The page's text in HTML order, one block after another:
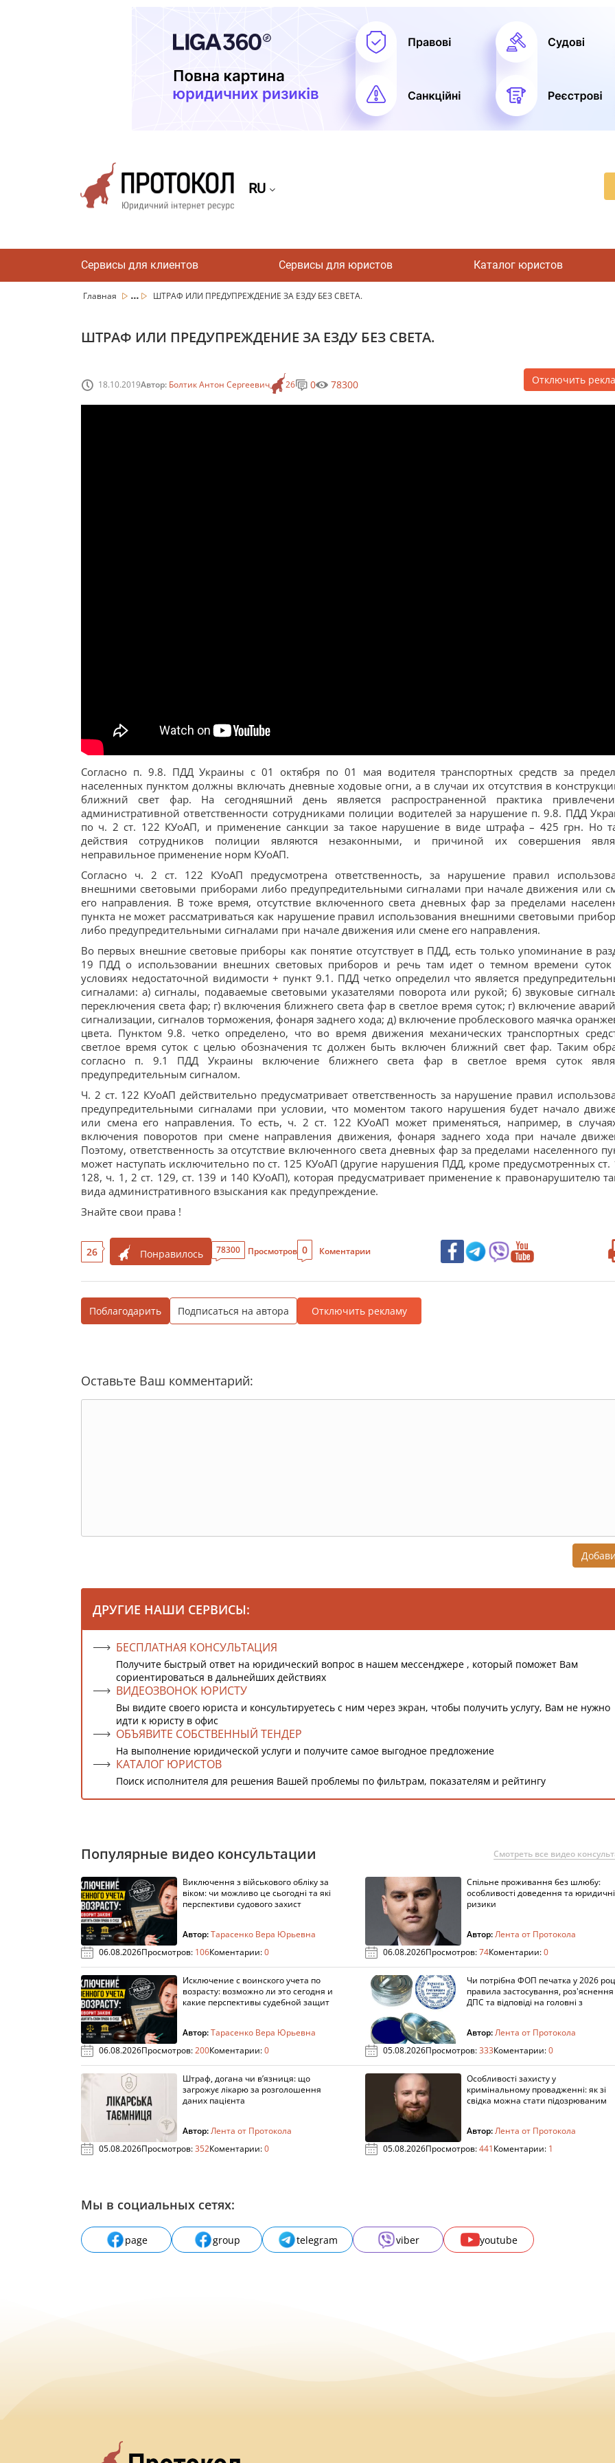
RU
Сервисы для клиентов Сервисы для юристов Каталог юристов
Главная ... ШТРАФ ИЛИ ПРЕДУПРЕЖДЕНИЕ ЗА ЕЗДУ БЕЗ СВЕТА.
ШТРАФ ИЛИ ПРЕДУПРЕЖДЕНИЕ ЗА ЕЗДУ БЕЗ СВЕТА.
18.10.2019Автор: Болтик Антон Сергеевич 26 0 78300 Отключить
Согласно п. 9.8. ПДД Украины с 01 октября по 01 мая водителя транспортных средств за
населенных пунктом должны включать дневные ходовые огни, а в случаи их отсутствия в
ближний свет фар. На сегодняшний день является распространенной практика
административной ответственности сотрудниками полиции водителей за нарушение п. 9.8. ПДД
по ч. 2 ст. 122 КУоАП, и применение санкции за такое нарушение в виде штрафа – 425 грн. Но
действия сотрудников полиции являются незаконными, и причиной их совершения
неправильное применение норм КУоАП.
Согласно ч. 2 ст. 122 КУоАП предусмотрена ответственность, за нарушение правил
внешними световыми приборами либо предупредительными сигналами при начале движения или
его направления. В тоже время, отсутствие включенного света дневных фар за пределами
пункта не может рассматриваться как нарушение правил использования внешними световыми
либо предупредительными сигналами при начале движения или смене его направления.
Во первых внешние световые приборы как понятие отсутствует в ПДД, есть только упоминание в
19 ПДД о использовании внешних световых приборов и речь там идет о темном времени
условиях недостаточной видимости + пункт 9.1. ПДД четко определил что является
сигналами: a) сигналы, подаваемые световыми указателями поворота или рукой; б) звуковые
переключения света фар; г) включения ближнего света фар в светлое время суток; г) включение
сигнализации, сигналов торможения, фонаря заднего хода; д) включение проблескового маячка
цвета. Пунктом 9.8. четко определено, что во время движения механических транспортных
светлое время суток с целью обозначения тс должен быть включен ближний свет фар. Таким
согласно п. 9.1 ПДД Украины включение ближнего света фар в светлое время суток
предупредительным сигналом.
Ч. 2 ст. 122 КУоАП действительно предусматривает ответственность за нарушение правил
предупредительными сигналами при условии, что моментом такого нарушения будет начало
или смена его направления. То есть, ч. 2 ст. 122 КУоАП может применяться, например, в
включения поворотов при смене направления движения, фонаря заднего хода при начале
Поэтому, ответственность за отсутствие включенного света дневных фар за пределами населенного
может наступать исключительно по ст. 125 КУоАП (другие нарушения ПДД, кроме предусмотренных ст.
128, ч. 1, 2 ст. 129, ст. 139 и 140 КУоАП), которая предусматривает применение к правонарушителю
вида административного взыскания как предупреждение.
Знайте свои права !
26 Понравилось 78300 Просмотров 0 Коментарии
Поблагодарить Подписаться на автора Отключить рекламу
Оставьте Ваш комментарий:
ДРУГИЕ НАШИ СЕРВИСЫ:
БЕСПЛАТНАЯ КОНСУЛЬТАЦИЯ
Получите быстрый ответ на юридический вопрос в нашем мессенджере , который поможет Вам
сориентироваться в дальнейших действиях
ВИДЕОЗВОНОК ЮРИСТУ
Вы видите своего юриста и консультируетесь с ним через экран, чтобы получить услугу, Вам не нужно
идти к юристу в офис
ОБЪЯВИТЕ СОБСТВЕННЫЙ ТЕНДЕР
На выполнение юридической услуги и получите самое выгодное предложение
КАТАЛОГ ЮРИСТОВ
Поиск исполнителя для решения Вашей проблемы по фильтрам, показателям и рейтингу
Популярные видео консультации Смотреть все видео
Виключення з військового обліку за
віком: чи можливо це сьогодні та які
перспективи судового захист
Автор:Тарасенко Вера Юрьевна
06.08.2026Просмотров: 106Коментарии:0
Спільне проживання без шлюбу:
особливості доведення та юридичні
ризики
Автор:Лента от Протокола
06.08.2026Просмотров:74Коментарии:0
Исключение с воинского учета по
возрасту: возможно ли это сегодня и
какие перспективы судебной защит
Автор:Тарасенко Вера Юрьевна
06.08.2026Просмотров:200Коментарии:0
Чи потрібна ФОП печатка у 2026
правила застосування, роз'яснення
ДПС та відповіді на головні з
Автор:Лента от Протокола
05.08.2026Просмотров:333Коментарии:0
Штраф, догана чи в’язниця: що
загрожує лікарю за розголошення
даних пацієнта
Автор:Лента от Протокола
05.08.2026Просмотров:352Коментарии:0
Особливості захисту у
кримінальному провадженні: як зі
свідка можна стати підозрюваним
Автор:Лента от Протокола
05.08.2026Просмотров:441Коментарии: 1
Мы в социальных сетях:
page group telegram viber youtube